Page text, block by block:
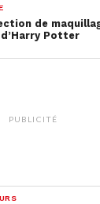
de
Potter
PUBLICITÉ